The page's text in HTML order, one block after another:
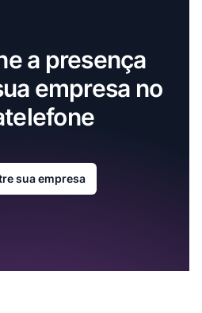
a presença
empresa no
sua empresa